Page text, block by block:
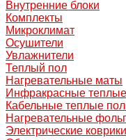
Внутренние блоки
Комплекты
Микроклимат
Осушители
Увлажнители
Теплый пол
Нагревательные маты
Инфракрасные
Кабельные теплые
Нагревательные
Электрические коврики